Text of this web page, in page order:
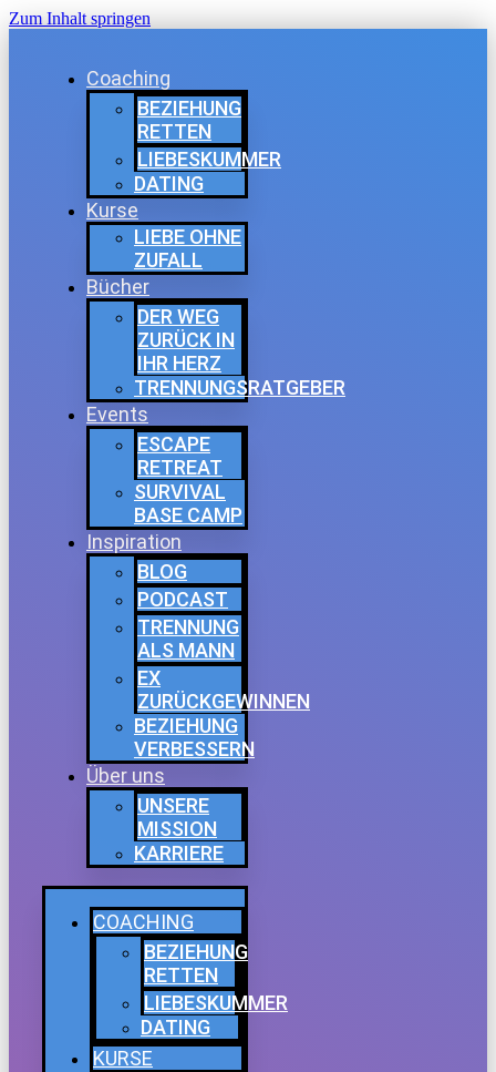
Zum Inhalt springen
Coaching
BEZIEHUNG
RETTEN
LIEBESKUMMER
DATING
Kurse
LIEBE OHNE
ZUFALL
Bücher
DER WEG
ZURÜCK IN
IHR HERZ
TRENNUNGSRATGEBER
Events
ESCAPE
RETREAT
SURVIVAL
BASE CAMP
Inspiration
BLOG
PODCAST
TRENNUNG
ALS MANN
EX
ZURÜCKGEWINNEN
BEZIEHUNG
VERBESSERN
Über uns
UNSERE
MISSION
KARRIERE
COACHING
BEZIEHUNG
RETTEN
LIEBESKUMMER
DATING
KURSE